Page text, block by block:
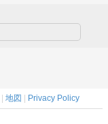
地図 Privacy Policy